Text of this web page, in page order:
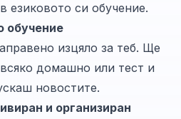
езиковото си обучение.
обучение
изцяло за теб. Ще
домашно или тест и
новостите.
и организиран